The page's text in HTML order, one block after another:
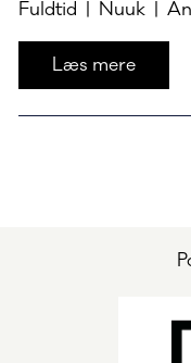
Fuldtid | Nuuk |
Læs mere